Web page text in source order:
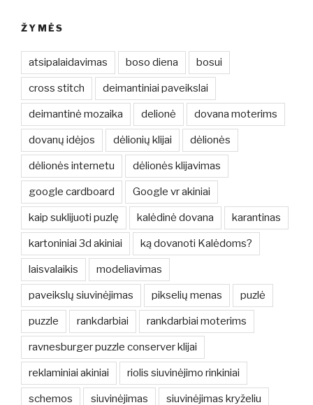
ŽYMĖS
atsipalaidavimas boso diena bosui
cross stitch deimantiniai paveikslai
deimantinė mozaika delionė dovana moterims
dovanų idėjos dėlionių klijai dėlionės
dėlionės internetu dėlionės klijavimas
google cardboard Google vr akiniai
kaip suklijuoti puzlę kalėdinė dovana karantinas
kartoniniai 3d akiniai ką dovanoti Kalėdoms?
laisvalaikis modeliavimas
paveikslų siuvinėjimas pikselių menas puzlė
puzzle rankdarbiai rankdarbiai moterims
ravnesburger puzzle conserver klijai
reklaminiai akiniai riolis siuvinėjimo rinkiniai
schemos siuvinėjimas siuvinėjimas kryželiu